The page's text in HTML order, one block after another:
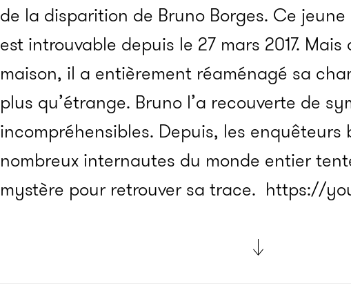
de la disparition de Bruno Borges. Ce
est introuvable depuis le 27 mars 2017.
maison, il a entièrement réaménagé sa
plus qu’étrange. Bruno l’a recouverte de
incompréhensibles. Depuis, les enquêteurs
nombreux internautes du monde entier
mystère pour retrouver sa trace. https://